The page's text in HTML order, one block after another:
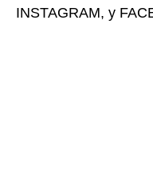
INSTAGRAM, y